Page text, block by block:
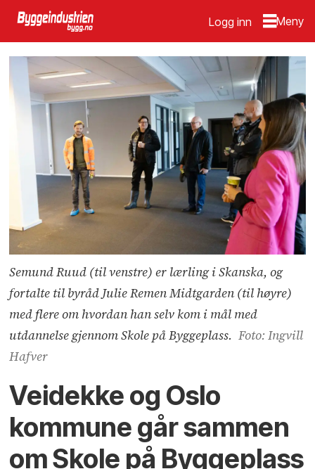
Logg inn
Semund Ruud (til venstre) er lærling i Skanska, og
fortalte til byråd Julie Remen Midtgarden (til høyre)
med flere om hvordan han selv kom i mål med
utdannelse gjennom Skole på Byggeplass. Foto: Ingvill
Hafver
Veidekke og Oslo
kommune går sammen
om Skole på Byggeplass